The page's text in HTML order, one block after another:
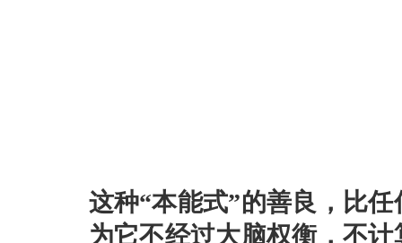
这种“本能式”的善良，比
为它不经过大脑权衡，不